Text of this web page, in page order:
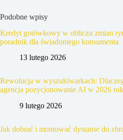
Podobne wpisy
Kredyt gotówkowy w obliczu zmian
poradnik dla świadomego konsumenta
13 lutego 2026
Rewolucja w wyszukiwarkach:
agencja pozycjonowanie AI w 2026
9 lutego 2026
Jak dobrać i montować dystanse do